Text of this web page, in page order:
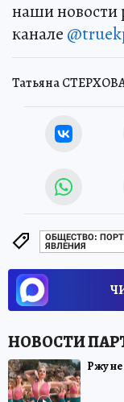
наши новости
канале
Татьяна
ОБЩЕСТВО:
ЯВЛЕНИЯ
Ржу не